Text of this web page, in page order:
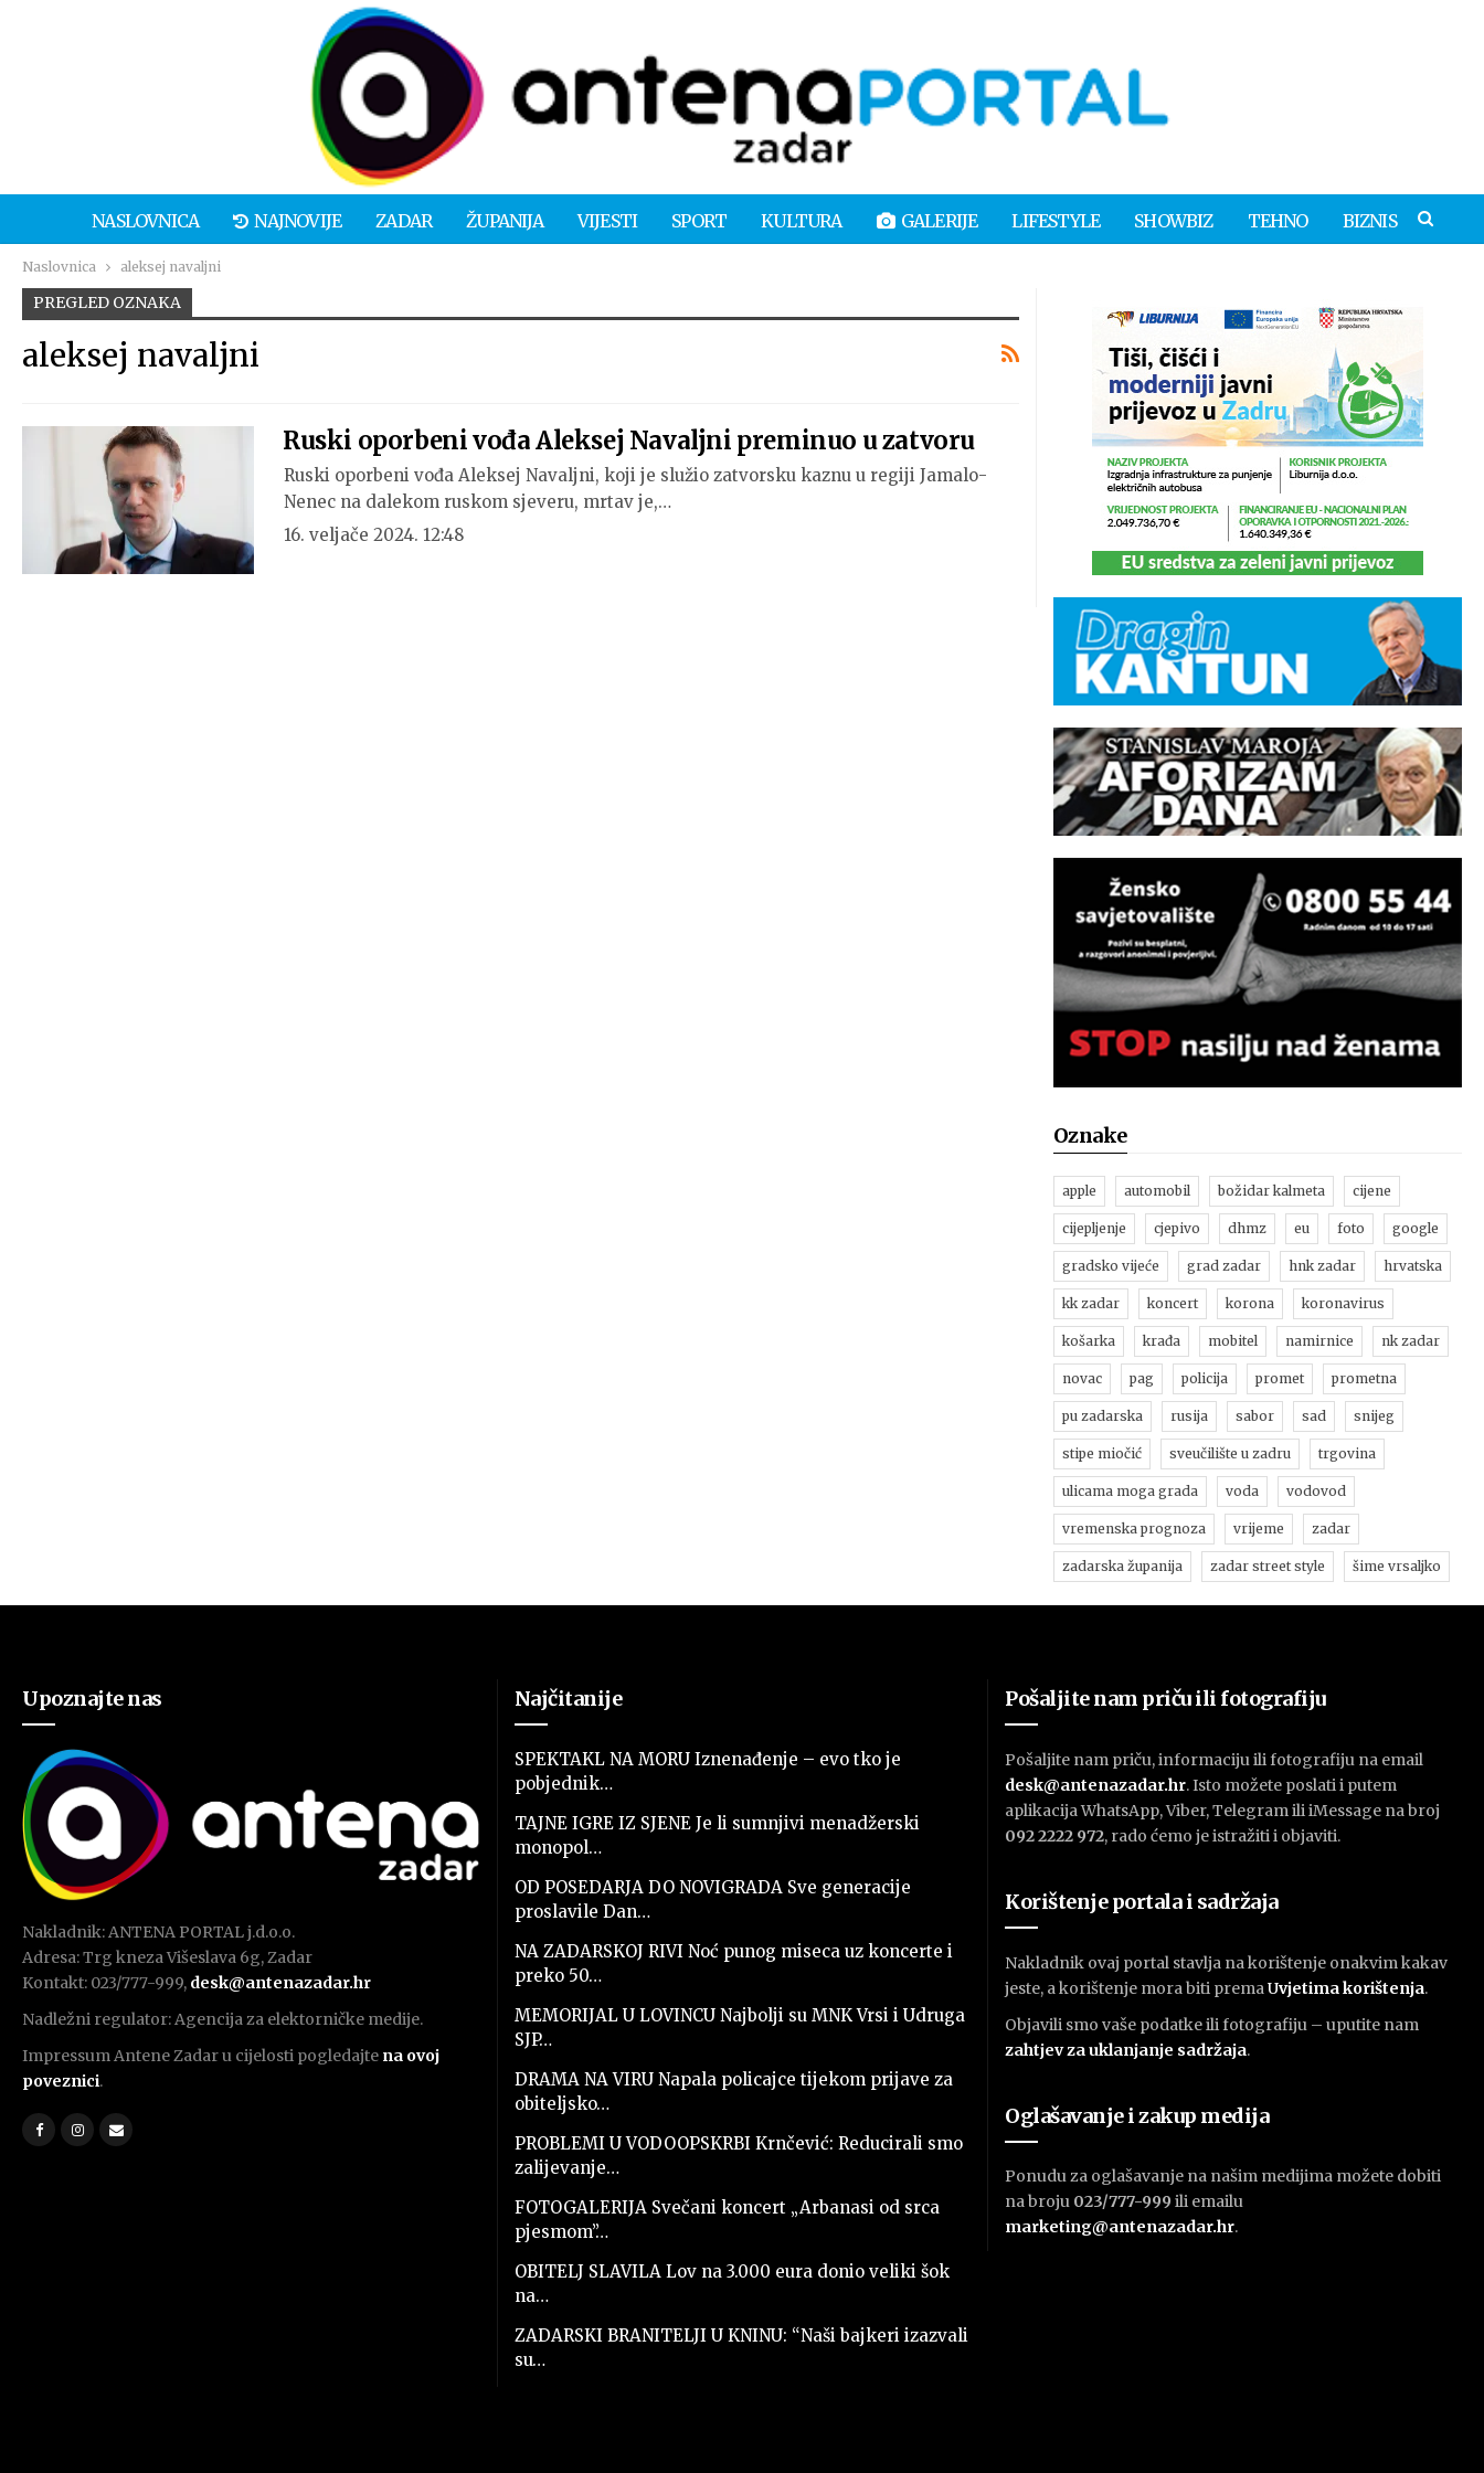
NASLOVNICA NAJNOVIJE ZADAR ŽUPANIJA VIJESTI SPORT KULTURA GALERIJE LIFESTYLE SHOWBIZ TEHNO BIZNIS
Naslovnica aleksej navaljni
PREGLED OZNAKA
aleksej navaljni
Ruski oporbeni vođa Aleksej Navaljni preminuo u zatvoru
Ruski oporbeni vođa Aleksej Navaljni, koji je služio zatvorsku kaznu u regiji Jamalo-
Nenec na dalekom ruskom sjeveru, mrtav je,…
16. veljače 2024. 12:48
Oznake
apple automobil božidar kalmeta cijene
cijepljenje cjepivo dhmz eu foto google
gradsko vijeće grad zadar hnk zadar hrvatska
kk zadar koncert korona koronavirus
košarka krađa mobitel namirnice nk zadar
novac pag policija promet prometna
pu zadarska rusija sabor sad snijeg
stipe miočić sveučilište u zadru trgovina
ulicama moga grada voda vodovod
vremenska prognoza vrijeme zadar
zadarska županija zadar street style šime vrsaljko
Upoznajte nas
Nakladnik: ANTENA PORTAL j.d.o.o.
Adresa: Trg kneza Višeslava 6g, Zadar
Kontakt: 023/777-999, desk@antenazadar.hr
Nadležni regulator: Agencija za elektorničke medije.
Impressum Antene Zadar u cijelosti pogledajte na ovoj
poveznici.
Najčitanije
SPEKTAKL NA MORU Iznenađenje – evo tko je
pobjednik…
TAJNE IGRE IZ SJENE Je li sumnjivi menadžerski
monopol…
OD POSEDARJA DO NOVIGRADA Sve generacije
proslavile Dan…
NA ZADARSKOJ RIVI Noć punog miseca uz koncerte i
preko 50…
MEMORIJAL U LOVINCU Najbolji su MNK Vrsi i Udruga
SJP…
DRAMA NA VIRU Napala policajce tijekom prijave za
obiteljsko…
PROBLEMI U VODOOPSKRBI Krnčević: Reducirali smo
zalijevanje…
FOTOGALERIJA Svečani koncert „Arbanasi od srca
pjesmom”…
OBITELJ SLAVILA Lov na 3.000 eura donio veliki šok
na…
ZADARSKI BRANITELJI U KNINU: “Naši bajkeri izazvali
su…
Pošaljite nam priču ili fotografiju
Pošaljite nam priču, informaciju ili fotografiju na email
desk@antenazadar.hr. Isto možete poslati i putem
aplikacija WhatsApp, Viber, Telegram ili iMessage na broj
092 2222 972, rado ćemo je istražiti i objaviti.
Korištenje portala i sadržaja
Nakladnik ovaj portal stavlja na korištenje onakvim kakav
jeste, a korištenje mora biti premaUvjetima korištenja.
Objavili smo vaše podatke ili fotografiju – uputite nam
zahtjev za uklanjanje sadržaja.
Oglašavanje i zakup medija
Ponudu za oglašavanje na našim medijima možete dobiti
na broju 023/777-999 ili emailu
marketing@antenazadar.hr.